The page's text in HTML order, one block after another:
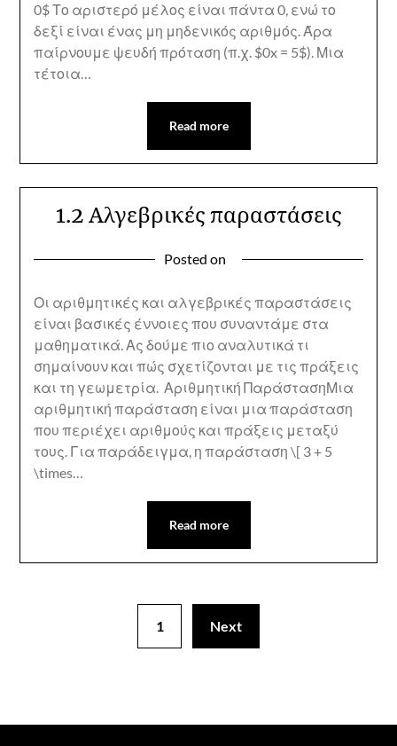
0$ Το αριστερό μέλος είναι πάντα 0, ενώ το
δεξί είναι ένας μη μηδενικός αριθμός. Άρα
παίρνουμε ψευδή πρόταση (π.χ. $0x = 5$). Μια
τέτοια…
Read more
1.2 Αλγεβρικές παραστάσεις
Posted on
Οι αριθμητικές και αλγεβρικές παραστάσεις
είναι βασικές έννοιες που συναντάμε στα
μαθηματικά. Ας δούμε πιο αναλυτικά τι
σημαίνουν και πώς σχετίζονται με τις πράξεις
και τη γεωμετρία. Αριθμητική ΠαράστασηΜια
αριθμητική παράσταση είναι μια παράσταση
που περιέχει αριθμούς και πράξεις μεταξύ
τους. Για παράδειγμα, η παράσταση \[ 3 + 5
\times…
Read more
1 Next